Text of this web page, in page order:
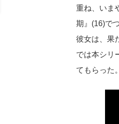
重ね、いま
期』(16)で
彼女は、果
では本シリ
てもらった。